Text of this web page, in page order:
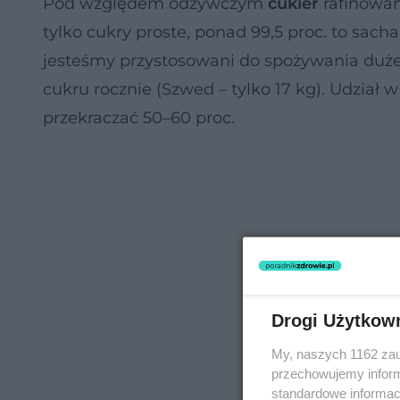
tylko cukry proste, ponad 99,5 proc. to
jesteśmy przystosowani do spożywania
cukru rocznie (Szwed – tylko 17 kg).
przekraczać 50–60 proc.
Drogi
My, naszych 1162
przechowujemy
standardowe